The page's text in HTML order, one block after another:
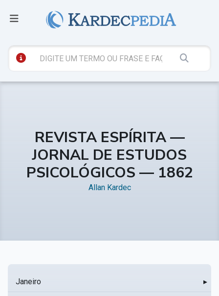
REVISTA ESPÍRITA —
JORNAL DE ESTUDOS
PSICOLÓGICOS — 1862
Allan Kardec
Janeiro ▸